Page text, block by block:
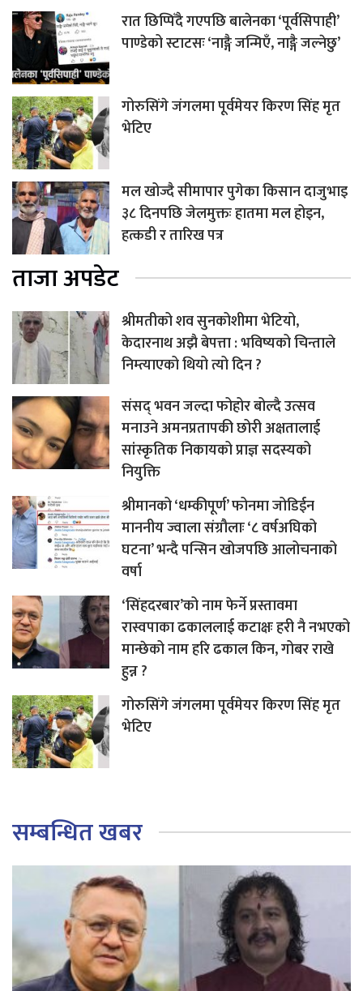
रात छिप्पिँदै गएपछि बालेनका ‘पूर्वसिपाही’
पाण्डेको स्टाटसः ‘नाङ्गै जन्मिएँ, नाङ्गै जल्नेछु’
गोरुसिंगे जंगलमा पूर्वमेयर किरण सिंह मृत
भेटिए
मल खोज्दै सीमापार पुगेका किसान दाजुभाइ
३८ दिनपछि जेलमुक्तः हातमा मल होइन,
हत्कडी र तारिख पत्र
ताजा अपडेट
श्रीमतीको शव सुनकोशीमा भेटियो,
केदारनाथ अझै बेपत्ता : भविष्यको चिन्ताले
निम्त्याएको थियो त्यो दिन ?
संसद् भवन जल्दा फोहोर बोल्दै उत्सव
मनाउने अमनप्रतापकी छोरी अक्षतालाई
सांस्कृतिक निकायको प्राज्ञ सदस्यको
नियुक्ति
श्रीमानको ‘धम्कीपूर्ण’ फोनमा जोडिईन
माननीय ज्वाला संग्रौलाः ‘८ वर्षअघिको
घटना’ भन्दै पन्सिन खोजपछि आलोचनाको
वर्षा
‘सिंहदरबार’को नाम फेर्ने प्रस्तावमा
रास्वपाका ढकाललाई कटाक्षः हरी नै नभएको
मान्छेको नाम हरि ढकाल किन, गोबर राखे
हुन्न ?
गोरुसिंगे जंगलमा पूर्वमेयर किरण सिंह मृत
भेटिए
सम्बन्धित खबर